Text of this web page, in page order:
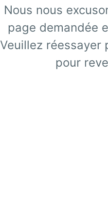
Nous nous
page demandée
Veuillez réessayer
pour